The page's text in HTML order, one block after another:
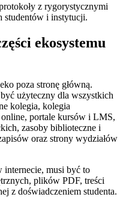
z rygorystycznymi
studentów i instytucji.
ekosystemu
poza stronę główną.
użyteczny dla wszystkich
kolegia, kolegia
portale kursów i LMS,
zasoby biblioteczne i
oraz strony wydziałów
internecie, musi być to
plików PDF, treści
z doświadczeniem studenta.